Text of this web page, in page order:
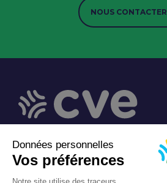
Qui sommes-nous ?
NOUS CONTACTER